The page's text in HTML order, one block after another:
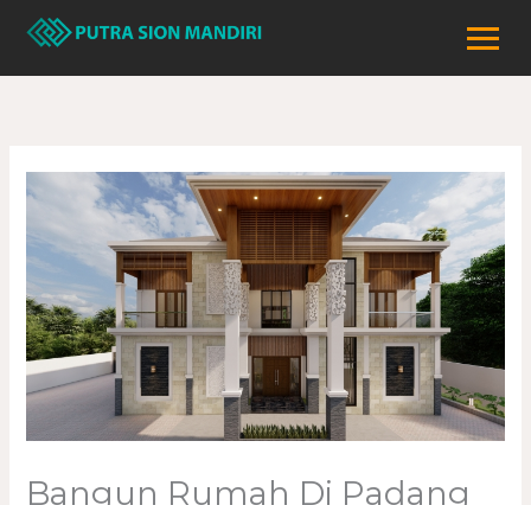
Lewati
konten
Bangun Rumah Di Padang